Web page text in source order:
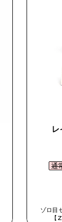
レ
通
ゾロ目
【